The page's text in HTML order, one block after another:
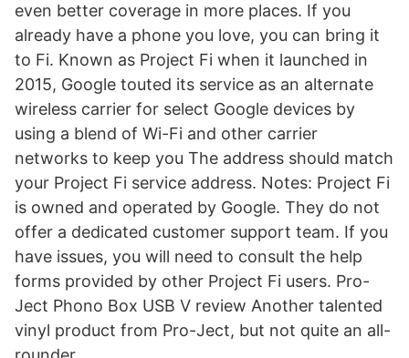
even better coverage in more places. If you
already have a phone you love, you can bring it
to Fi. Known as Project Fi when it launched in
2015, Google touted its service as an alternate
wireless carrier for select Google devices by
using a blend of Wi-Fi and other carrier
networks to keep you The address should match
your Project Fi service address. Notes: Project Fi
is owned and operated by Google. They do not
offer a dedicated customer support team. If you
have issues, you will need to consult the help
forms provided by other Project Fi users. Pro-
Ject Phono Box USB V review Another talented
vinyl product from Pro-Ject, but not quite an all-